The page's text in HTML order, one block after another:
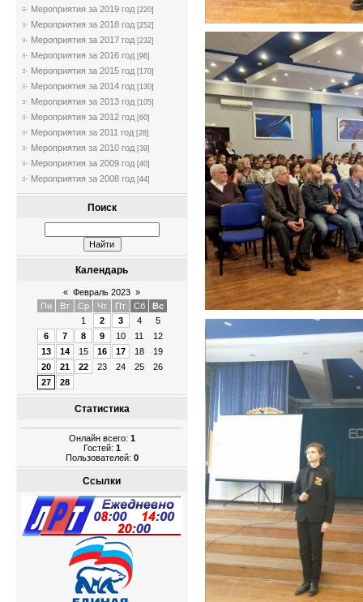
Мероприятия за 2019 год [220]
Мероприятия за 2018 год [252]
Мероприятия за 2017 год [232]
Мероприятия за 2016 год [96]
Мероприятия за 2015 год [170]
Мероприятия за 2014 год [130]
Мероприятия за 2013 год [105]
Мероприятия за 2012 год [60]
Мероприятия за 2011 год [28]
Мероприятия за 2010 год [39]
Мероприятия за 2009 год [40]
Мероприятия за 2008 год [44]
Поиск
Календарь
« Февраль 2023 »
Пн
Вт Ср Чт Пт Сб
Вс
1
2 3 4
5
6
7 8 9 10 11
12
13
14 15 16 17 18
19
20
21 22 23 24 25
26
27
28
Статистика
Онлайн всего: 1
Гостей: 1
Пользователей: 0
Ссылки